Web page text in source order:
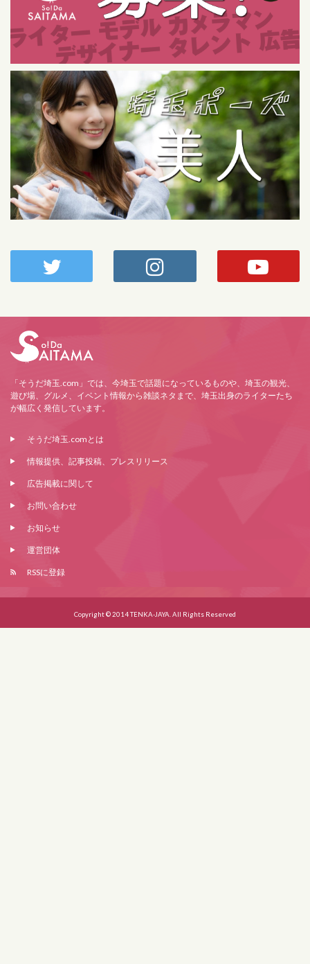
「そうだ埼玉.com」では、今埼玉で話題になっているものや、埼玉の観光、
遊び場、グルメ、イベント情報から雑談ネタまで、埼玉出身のライターたち
が幅広く発信しています。
そうだ埼玉.comとは
情報提供、記事投稿、プレスリリース
広告掲載に関して
お問い合わせ
お知らせ
運営団体
RSSに登録
Copyright © 2014 TENKA-JAYA. All Rights Reserved